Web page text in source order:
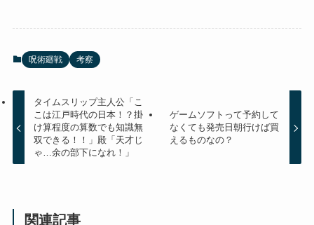
呪術廻戦 考察
タイムスリップ主人公「こ
こは江戸時代の日本！？掛
け算程度の算数でも知識無
双できる！！」殿「天才じ
ゃ…余の部下になれ！」
ゲームソフトって予約して
なくても発売日朝行けば買
えるものなの？
関連記事